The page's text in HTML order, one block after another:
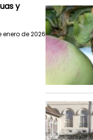
y
enero de 2026